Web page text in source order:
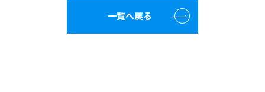
一覧へ戻る